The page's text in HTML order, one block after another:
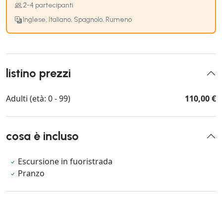
2-4 partecipanti
Inglese, Italiano, Spagnolo, Rumeno
listino prezzi
Adulti (età: 0 - 99) 110,00 €
cosa è incluso
Escursione in fuoristrada
Pranzo